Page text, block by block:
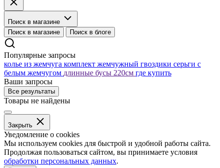
Поиск в магазине
Поиск в магазине
Поиск в блоге
Популярные запросы
колье из жемчуга комплект жемчужный гвоздики серьги с
белым жемчугом длинные бусы 220см где купить
Ваши запросы
Все результаты
Товары не найдены
Закрыть
Уведомление о cookies
Мы используем cookies для быстрой и удобной работы сайта.
Продолжая пользоваться сайтом, вы принимаете условия
обработки персональных данных.